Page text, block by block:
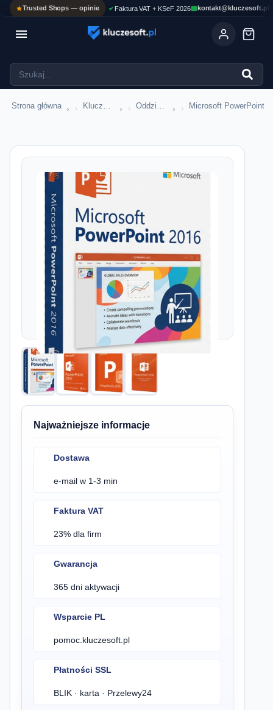
Trusted Shops — opinie Faktura VAT + KSeF 2026 kontakt@kluczesoft.pl

Strona główna › Klucze Microsoft Office › Oddzielne Aplikacje Office › Microsoft PowerPoint
Najważniejsze informacje
Dostawa
e-mail w 1-3 min
Faktura VAT
23% dla firm
Gwarancja
365 dni aktywacji
Wsparcie PL
pomoc.kluczesoft.pl
Płatności SSL
BLIK · karta · Przelewy24